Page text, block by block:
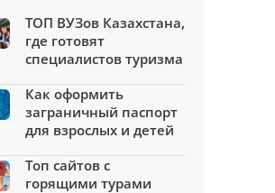
ТОП ВУЗов Казахстана,
где готовят
специалистов туризма
Как оформить
заграничный паспорт
для взрослых и детей
Топ сайтов с
горящими турами